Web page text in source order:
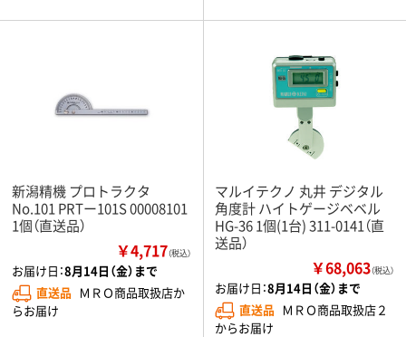
新潟精機 プロトラクタ
No.101 PRTー101S 00008101
1個（直送品）
￥4,717（税込）
お届け日：8月14日（金）まで
直送品 ＭＲＯ商品取扱店か
らお届け
マルイテクノ 丸井 デジタル
角度計 ハイトゲージベベル
HG-36 1個(1台) 311-0141（直
送品）
￥68,063（税込）
お届け日：8月14日（金）まで
直送品 ＭＲＯ商品取扱店２
からお届け